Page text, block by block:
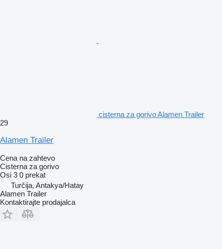
cisterna za gorivo Alamen Trailer
29
Alamen Trailer
Cena na zahtevo
Cisterna za gorivo
Osi 3 0 prekat
Turčija, Antakya/Hatay
Alamen Trailer
Kontaktirajte prodajalca